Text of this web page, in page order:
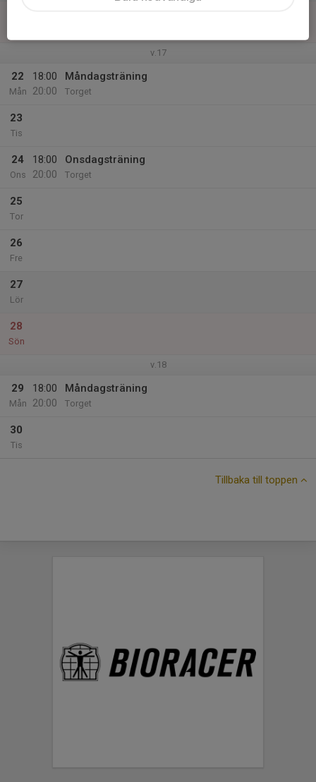
v.17
22
Mån
18:00
20:00
Måndagsträning
Torget
23
Tis
24
Ons
18:00
20:00
Onsdagsträning
Torget
25
Tor
26
Fre
27
Lör
28
Sön
v.18
29
Mån
18:00
20:00
Måndagsträning
Torget
30
Tis
Tillbaka till toppen